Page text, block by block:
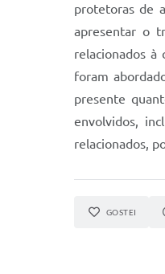
protetoras de
apresentar o
relacionados
foram
presente
envolvidos,
relacionados,
GOSTEI